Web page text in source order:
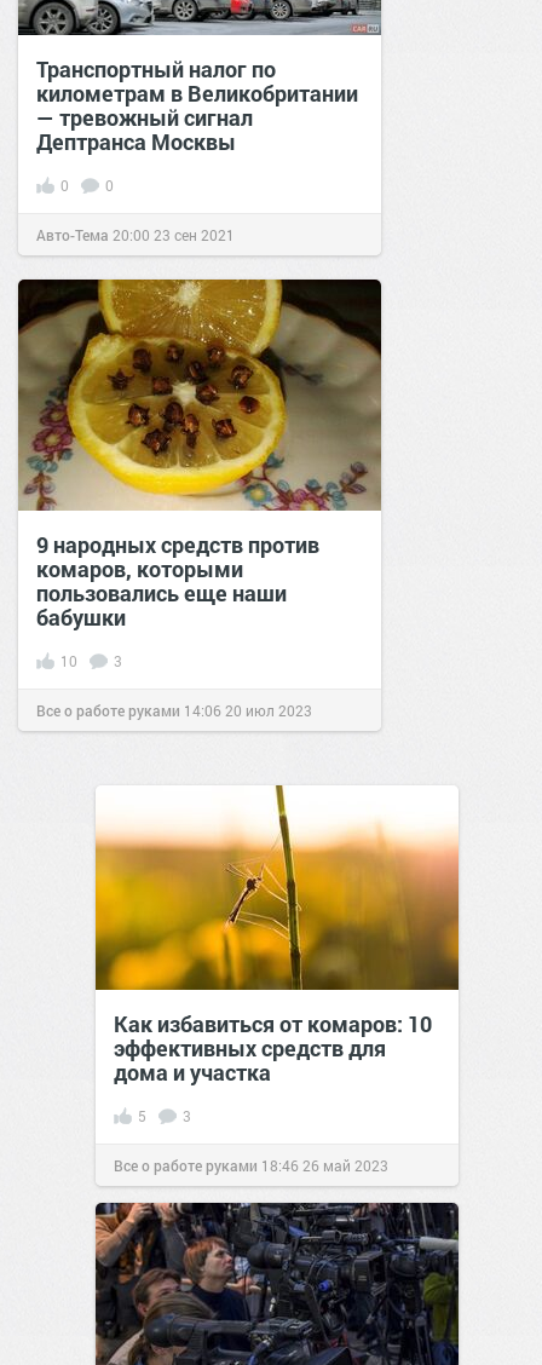
Транспортный налог по
километрам в Великобритании
— тревожный сигнал
Дептранса Москвы
0 0
Авто-Тема 20:00 23 сен 2021
9 народных средств против
комаров, которыми
пользовались еще наши
бабушки
10 3
Все о работе руками 14:06 20 июл 2023
Как избавиться от комаров: 10
эффективных средств для
дома и участка
5 3
Все о работе руками 18:46 26 май 2023